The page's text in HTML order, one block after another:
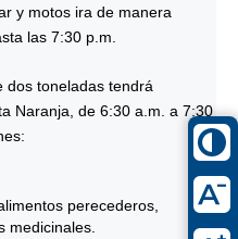
y motos ira de manera
las 7:30 p.m.
dos toneladas tendrá
Naranja, de 6:30 a.m. a 7:30
perecederos,
medicinales.